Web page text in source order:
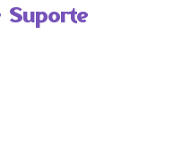
Suporte